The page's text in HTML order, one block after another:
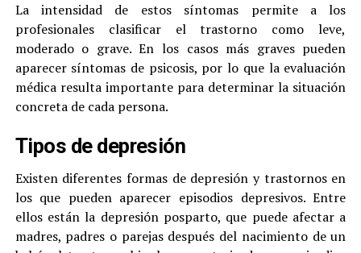
La intensidad de estos síntomas permite a los
profesionales clasificar el trastorno como leve,
moderado o grave. En los casos más graves pueden
aparecer síntomas de psicosis, por lo que la evaluación
médica resulta importante para determinar la situación
concreta de cada persona.
Tipos de depresión
Existen diferentes formas de depresión y trastornos en
los que pueden aparecer episodios depresivos. Entre
ellos están la depresión posparto, que puede afectar a
madres, padres o parejas después del nacimiento de un